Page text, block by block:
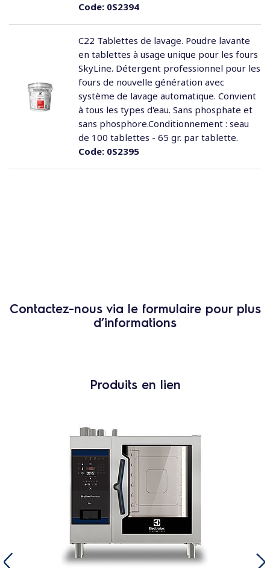
Code:0S2394
Code:0S2395
C22 Tablettes de lavage. Poudre lavante
en tablettes à usage unique pour les fours
SkyLine. Détergent professionnel pour les
fours de nouvelle génération avec
système de lavage automatique. Convient
à tous les types d'eau. Sans phosphate et
sans phosphore.Conditionnement : seau
de 100 tablettes - 65 gr. par tablette.
Contactez-nous via le formulaire pour plus
d’informations
Produits en lien